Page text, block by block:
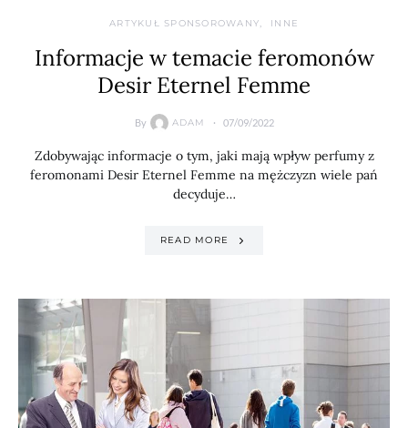
ARTYKUŁ SPONSOROWANY INNE
Informacje w temacie feromonów
Desir Eternel Femme
By ADAM 07/09/2022
Zdobywając informacje o tym, jaki mają wpływ perfumy z
feromonami Desir Eternel Femme na mężczyzn wiele pań
decyduje…
READ MORE